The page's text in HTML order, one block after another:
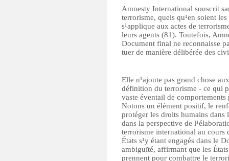
Amnesty International souscrit
terrorisme, quels qu¹en soient
s¹applique aux actes de
leurs agents (81). Toutefois,
Document final ne reconnaisse
tuer de manière délibérée des
Elle n¹ajoute pas grand chose
définition du terrorisme - ce qui
vaste éventail de
Notons un élément positif, le
protéger les droits humains
dans la perspective de
terrorisme international au cours
États s¹y étant engagés dans le
ambiguïté, affirmant que les
prennent pour combattre le